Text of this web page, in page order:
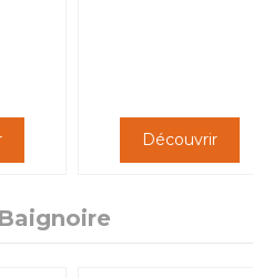
Découvrir
Baignoire